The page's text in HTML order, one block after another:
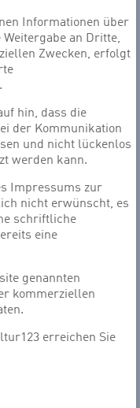
Informationen über
an Dritte,
Zwecken, erfolgt
hin, dass die
der Kommunikation
und nicht lückenlos
werden kann.
Impressums zur
nicht erwünscht, es
schriftliche
eine
genannten
kommerziellen
erreichen Sie